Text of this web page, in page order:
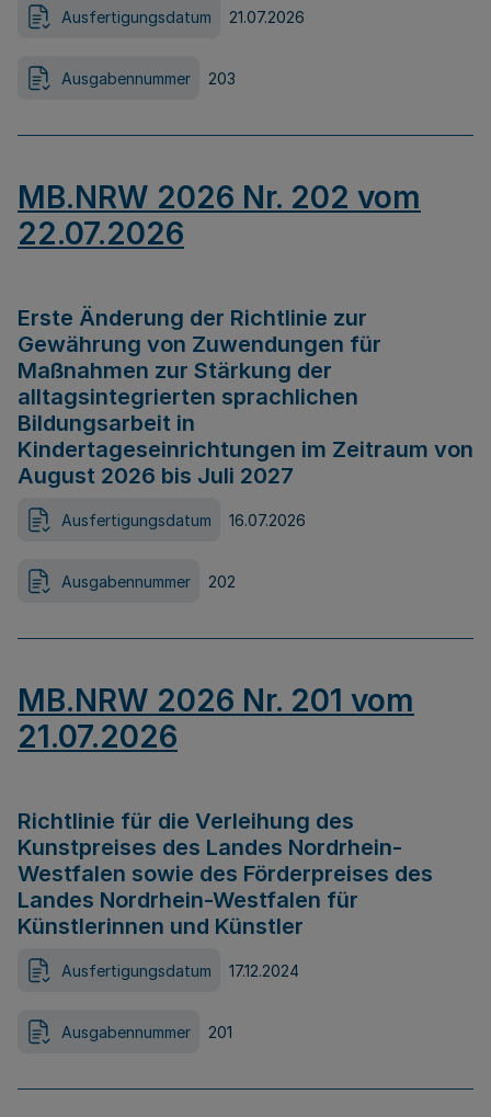
Ausfertigungsdatum 21.07.2026
Ausgabennummer 203
MB.NRW 2026 Nr. 202 vom
22.07.2026
Erste Änderung der Richtlinie zur
Gewährung von Zuwendungen für
Maßnahmen zur Stärkung der
alltagsintegrierten sprachlichen
Bildungsarbeit in
Kindertageseinrichtungen im Zeitraum von
August 2026 bis Juli 2027
Ausfertigungsdatum 16.07.2026
Ausgabennummer 202
MB.NRW 2026 Nr. 201 vom
21.07.2026
Richtlinie für die Verleihung des
Kunstpreises des Landes Nordrhein-
Westfalen sowie des Förderpreises des
Landes Nordrhein-Westfalen für
Künstlerinnen und Künstler
Ausfertigungsdatum 17.12.2024
Ausgabennummer 201